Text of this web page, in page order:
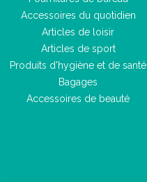
Accessoires du quotidien
Articles de loisir
Articles de sport
Produits d'hygiène et de santé
Bagages
Accessoires de beauté